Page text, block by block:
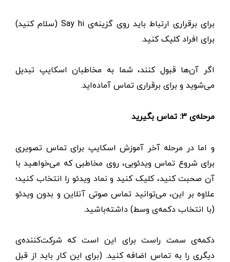
برای برقراری ارتباط باید روی گزینه‌ی Say hi (سلام کنید)
برای افراد کلیک کنید.
اگر آن‌ها قبول کنند، شما به مخاطبان اسکایپ تبدیل
می‌شوید و برای برقراری تماس آماده‌اید.
مرحله‌ی ۳: تماس بگیرید
و اما در مرحله آخر آموزش اسکایپ برای تماس تصویری
برای شروع تماس ویدئویی، روی مخاطبی که می‌خواهید با
آن صحبت کنید، کلیک کنید و نماد ویدئو را انتخاب کنید؛
علاوه بر این، می‌توانید تماس صوتی آنلاین و بدون ویدئو
(با انتخاب دکمه‌ی وسط) داشته‌باشید.
دکمه‌ی سمت راست برای این است که شرکت‌کننده‌ی
دیگری را به تماس اضافه کنید. (برای این کار باید از قبل